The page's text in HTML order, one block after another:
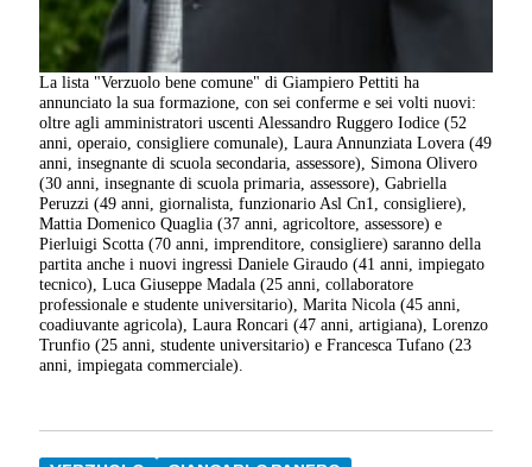
La lista "Verzuolo bene comune" di Giampiero Pettiti ha
annunciato la sua formazione, con sei conferme e sei volti nuovi:
oltre agli amministratori uscenti Alessandro Ruggero Iodice (52
anni, operaio, consigliere comunale), Laura Annunziata Lovera (49
anni, insegnante di scuola secondaria, assessore), Simona Olivero
(30 anni, insegnante di scuola primaria, assessore), Gabriella
Peruzzi (49 anni, giornalista, funzionario Asl Cn1, consigliere),
Mattia Domenico Quaglia (37 anni, agricoltore, assessore) e
Pierluigi Scotta (70 anni, imprenditore, consigliere) saranno della
partita anche i nuovi ingressi Daniele Giraudo (41 anni, impiegato
tecnico), Luca Giuseppe Madala (25 anni, collaboratore
professionale e studente universitario), Marita Nicola (45 anni,
coadiuvante agricola), Laura Roncari (47 anni, artigiana), Lorenzo
Trunfio (25 anni, studente universitario) e Francesca Tufano (23
anni, impiegata commerciale).